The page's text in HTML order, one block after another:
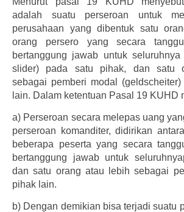
adalah suatu perseroan untuk
perusahaan yang dibentuk satu
orang persero yang secara
bertanggung jawab untuk
slider) pada satu pihak, dan satu
sebagai pemberi modal
lain. Dalam ketentuan Pasal 19 KUHD
a) Perseroan secara melepas uang
perseroan komanditer, didirikan
beberapa peserta yang secara
bertanggung jawab untuk
dan satu orang atau lebih sebagai
pihak lain.
b) Dengan demikian bisa terjadi suatu